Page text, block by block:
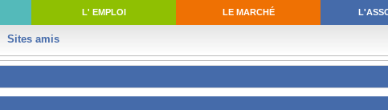
L' EMPLOI LE MARCHÉ
Sites amis